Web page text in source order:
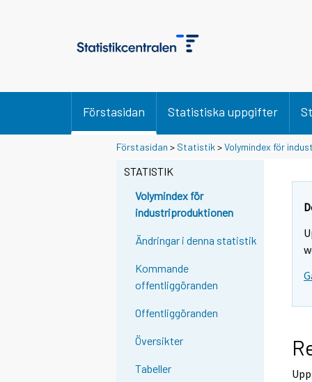
Förstasidan Statistiska uppgifter
Förstasidan > Statistik >Volymindex för
STATISTIK
Volymindex för
industriproduktionen
Ändringar i denna statistik
Kommande
offentliggöranden
Offentliggöranden
Översikter
Tabeller